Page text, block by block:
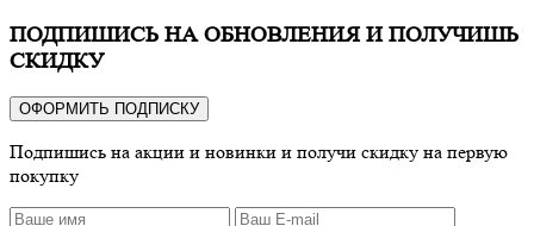
ПОДПИШИСЬ НА ОБНОВЛЕНИЯ И ПОЛУЧИШЬ
СКИДКУ
ОФОРМИТЬ ПОДПИСКУ
Подпишись на акции и новинки и получи скидку на первую
покупку